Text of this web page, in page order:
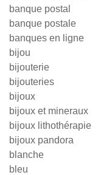
banque postal
banque postale
banques en ligne
bijou
bijouterie
bijouteries
bijoux
bijoux et mineraux
bijoux lithothérapie
bijoux pandora
blanche
bleu